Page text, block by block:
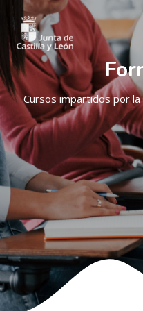
Cursos impartidos por la